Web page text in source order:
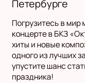
Петербурге
Погрузитесь в мир
концерте в БКЗ
хиты и новые
одного из лучших
упустите шанс
праздника!